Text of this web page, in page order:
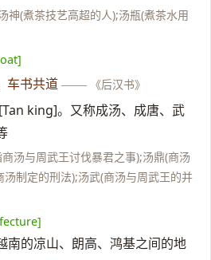
神(煮茶技艺高超的人);汤瓶(煮茶水用
车书共道 —— 《后汉书》
king]。又称成汤、成唐、武
汤与周武王讨伐暴君之事);汤鼎(商汤
汤制定的刑法);汤武(商汤与周武王的并
南的凉山、朗高、鸿基之间的地